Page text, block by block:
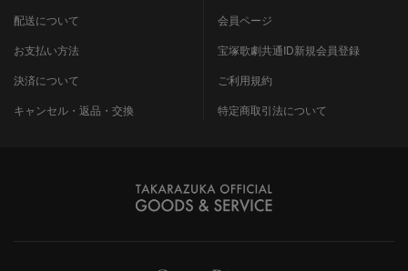
配送について
お支払い方法
決済について
キャンセル・返品・交換
会員ページ
宝塚歌劇共通ID新規会員登録
ご利用規約
特定商取引法について